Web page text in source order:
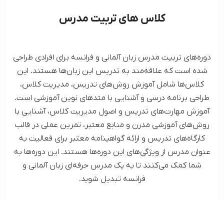
کلاس های تربیت مدرس
دوره‌های تربیت مدرس زبان آلمانی و فرانسه برای افرادی طراحی
شده است که علاقه‌مند به تدریس این زبان‌ها هستند. این
کلاس‌ها شامل آموزش روش‌های تدریس، مدیریت کلاس،
طراحی برنامه درسی و آشنایی با متدهای نوین آموزشی است.
آموزش مهارت‌های تدریس و اصول مدیریت کلاس، آشنایی با
روش‌های آموزشی مدرن و منابع معتبر، تمرین عملی در قالب
کارگاه‌های تدریس و ارائه گواهینامه معتبر برای فعالیت به
عنوان مدرس از ویژگی‌های این دوره‌ها هستند. این دوره‌ها به
شما کمک می‌کنند تا به یک مدرس حرفه‌ای زبان آلمانی و
فرانسه تبدیل شوید.